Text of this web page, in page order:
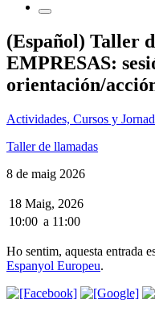
(Español) Taller
EMPRESAS:
orientación/
Actividades, Cursos y
Taller de llamadas
8 de maig 2026
18 Maig, 2026
10:00 a 11:00
Ho sentim, aquesta entrada
Espanyol Europeu.